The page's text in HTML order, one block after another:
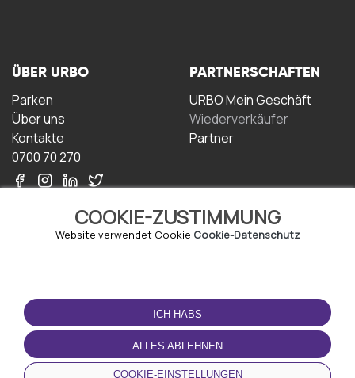
COOKIE-ZUSTIMMUNG
Website verwendet Cookie Cookie-Datenschutz
ICH HABS
ALLES ABLEHNEN
COOKIE-EINSTELLUNGEN
ÜBER URBO
Parken
Über uns
Kontakte
0700 70 270
PARTNERSCHAFTEN
URBO Mein Geschäft
Wiederverkäufer
Partner
NUTZUNGSBEDINGUNGEN
Geschäftsbedingungen
Datenschutz-
Bestimmungen
Cookie-Richtlinie
LADEN SIE DIE APP
HERUNTER